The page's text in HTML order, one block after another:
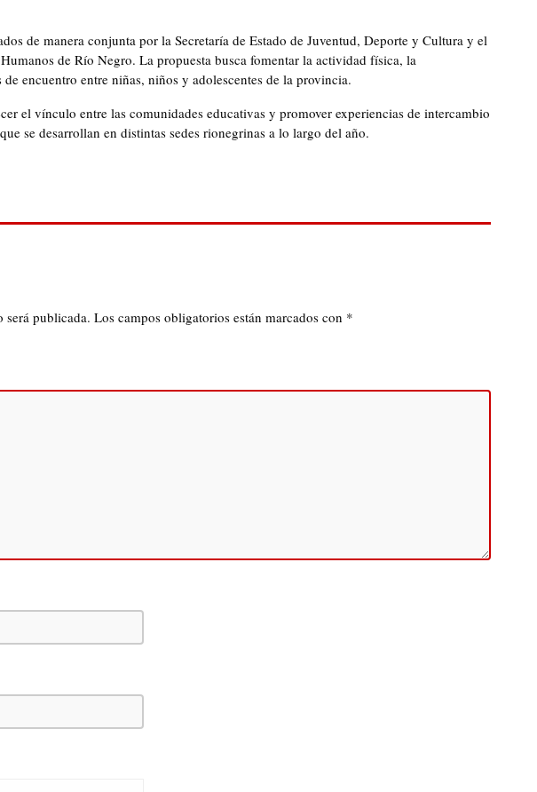
de manera conjunta por la Secretaría de Estado de Juventud, Deporte y Cultura y el
de Río Negro. La propuesta busca fomentar la actividad física, la
encuentro entre niñas, niños y adolescentes de la provincia.
el vínculo entre las comunidades educativas y promover experiencias de intercambio
se desarrollan en distintas sedes rionegrinas a lo largo del año.
será publicada. Los campos obligatorios están marcados con *